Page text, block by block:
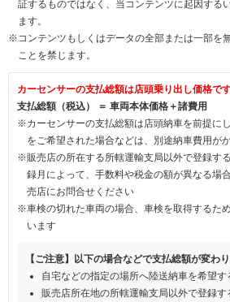
証するものではなく、当コンテンツに起因する
ます。
※コンテンツもしくはデータの全部または一部を
ことを禁じます。
カーセンサーの支払総額は店頭乗り出し価格で
支払総額（税込） ＝ 車両本体価格＋諸費用
※カーセンサーの支払総額は店頭納車を前提に
をご希望された場合などは、別途納車費用が
※販売店の所在する所轄運輸支局以外で登録す
録月によって、手数料や税金の額が異なる場
売店にお問合せください
※車検の切れた車両の場合、車検を取得するた
います
【ご注意】以下の場合などで支払総額が変わ
自宅などの指定の場所へ陸送納車を希望す
販売店所在地の所轄運輸支局以外で登録す